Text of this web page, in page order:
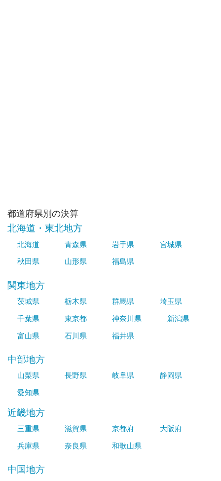
都道府県別の決算
北海道・東北地方
北海道 青森県 岩手県
宮城県
秋田県
山形県 福島県
関東地方
茨城県 栃木県 群馬県
埼玉県
千葉県
東京都 神奈川県
新潟県
富山県
石川県 福井県
中部地方
山梨県 長野県 岐阜県
静岡県
愛知県
近畿地方
三重県 滋賀県 京都府
大阪府
兵庫県
奈良県 和歌山県
中国地方